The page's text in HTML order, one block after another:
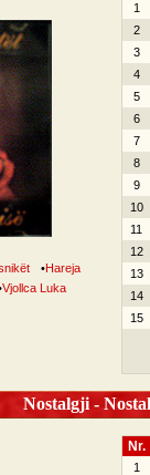
•Hareja
Vjollca Luka
1
2
3
4
5
6
7
8
9
10
11
12
13
14
15
Nostalgji -
Nr.
1